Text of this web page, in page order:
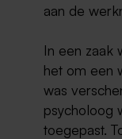
aan de
In een zaak
het om een
was
psycholoog
toegepast.